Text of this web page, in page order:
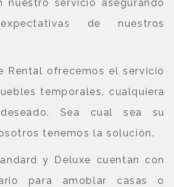
nuestro servicio asegurando
de nuestros
Rental ofrecemos el servicio
temporales, cualquiera
Sea cual sea su
tenemos la solución.
y Deluxe cuentan con
para amoblar casas o